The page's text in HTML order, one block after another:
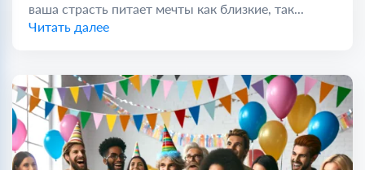
ваша страсть питает мечты как близкие, так...
Читать далее